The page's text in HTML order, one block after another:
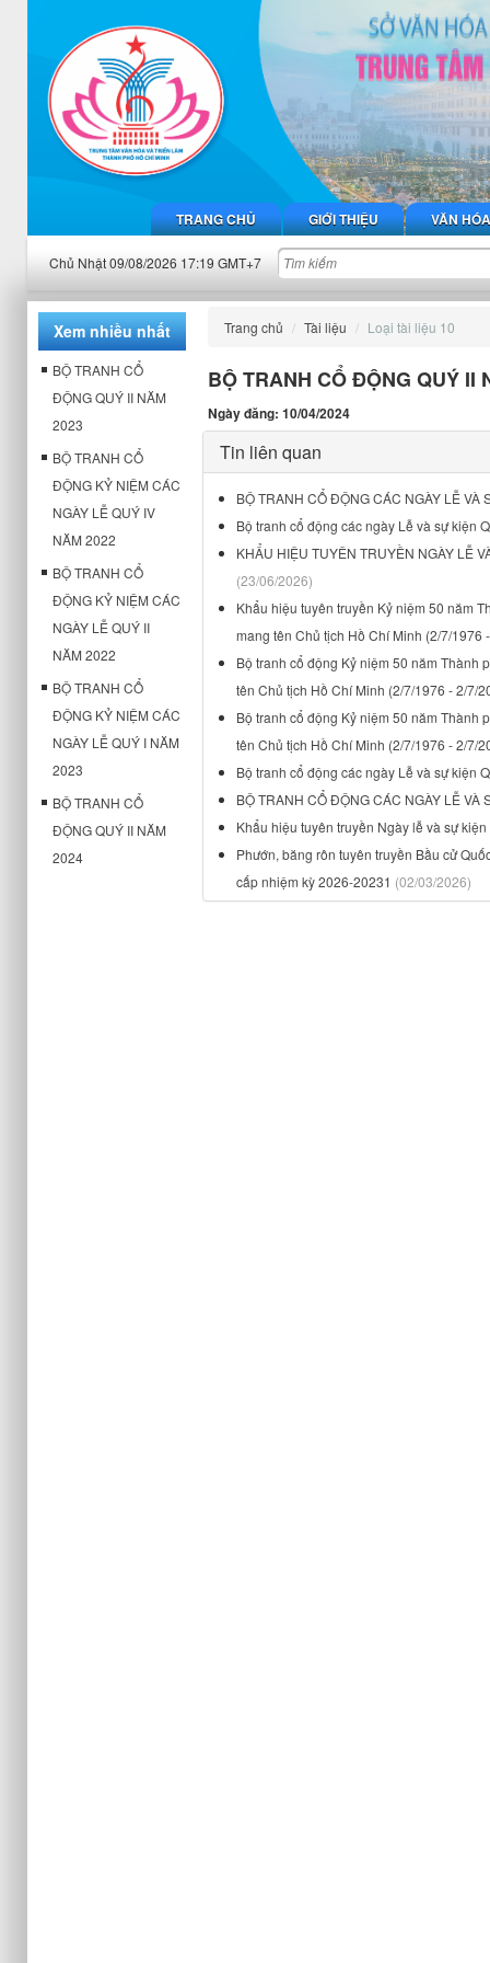
TRANG CHỦ GIỚI THIỆU VĂN HÓA
Chủ Nhật 09/08/2026 17:19 GMT+7
Xem nhiều nhất
BỘ TRANH CỔ
ĐỘNG QUÝ II NĂM
2023
BỘ TRANH CỔ
ĐỘNG KỶ NIỆM CÁC
NGÀY LỄ QUÝ IV
NĂM 2022
BỘ TRANH CỔ
ĐỘNG KỶ NIỆM CÁC
NGÀY LỄ QUÝ II
NĂM 2022
BỘ TRANH CỔ
ĐỘNG KỶ NIỆM CÁC
NGÀY LỄ QUÝ I NĂM
2023
BỘ TRANH CỔ
ĐỘNG QUÝ II NĂM
2024
Trang chủ Tài liệu Loại tài liệu 10
BỘ TRANH CỔ ĐỘNG QUÝ II
Ngày đăng: 10/04/2024
Tin liên quan
BỘ TRANH CỔ ĐỘNG CÁC NGÀY LỄ VÀ
Bộ tranh cổ động các ngày Lễ và sự kiện
KHẨU HIỆU TUYÊN TRUYỀN NGÀY LỄ
(23/06/2026)
Khẩu hiệu tuyên truyền Kỷ niệm 50 năm
mang tên Chủ tịch Hồ Chí Minh (2/7/1976
Bộ tranh cổ động Kỷ niệm 50 năm Thành
tên Chủ tịch Hồ Chí Minh (2/7/1976 - 2/7/
Bộ tranh cổ động Kỷ niệm 50 năm Thành
tên Chủ tịch Hồ Chí Minh (2/7/1976 - 2/7/
Bộ tranh cổ động các ngày Lễ và sự kiện
BỘ TRANH CỔ ĐỘNG CÁC NGÀY LỄ VÀ
Khẩu hiệu tuyên truyền Ngày lễ và sự
Phướn, băng rôn tuyên truyền Bầu cử
cấp nhiệm kỳ 2026-20231 (02/03/2026)